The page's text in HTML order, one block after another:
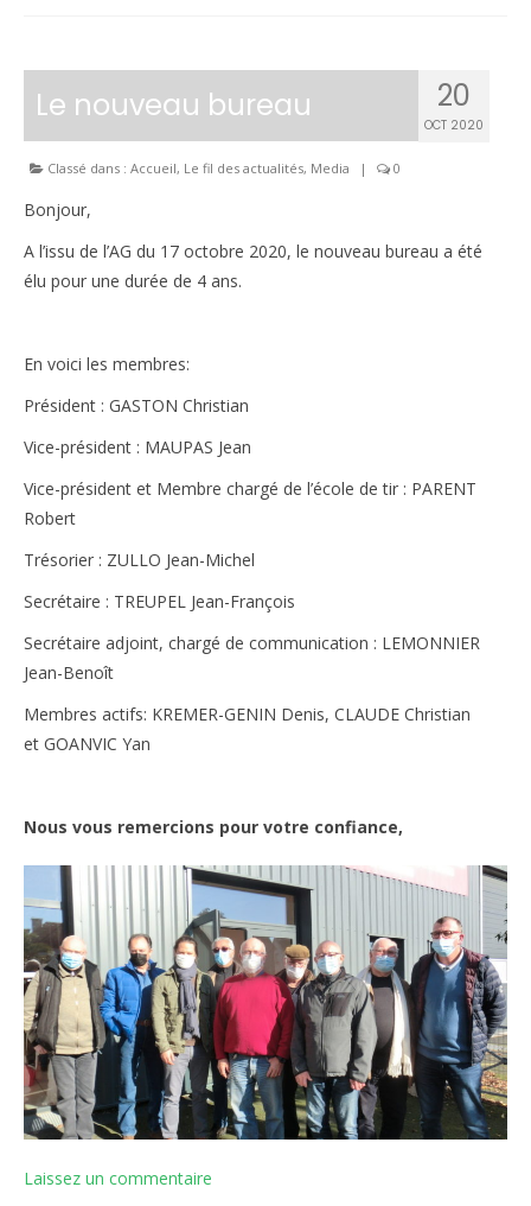
20
OCT 2020
Le nouveau bureau
Classé dans : Accueil, Le fil des actualités, Media | 0
Bonjour,
A l’issu de l’AG du 17 octobre 2020, le nouveau bureau a été
élu pour une durée de 4 ans.
En voici les membres:
Président : GASTON Christian
Vice-président : MAUPAS Jean
Vice-président et Membre chargé de l’école de tir : PARENT
Robert
Trésorier : ZULLO Jean-Michel
Secrétaire : TREUPEL Jean-François
Secrétaire adjoint, chargé de communication : LEMONNIER
Jean-Benoît
Membres actifs: KREMER-GENIN Denis, CLAUDE Christian
et GOANVIC Yan
Nous vous remercions pour votre confiance,
Laissez un commentaire